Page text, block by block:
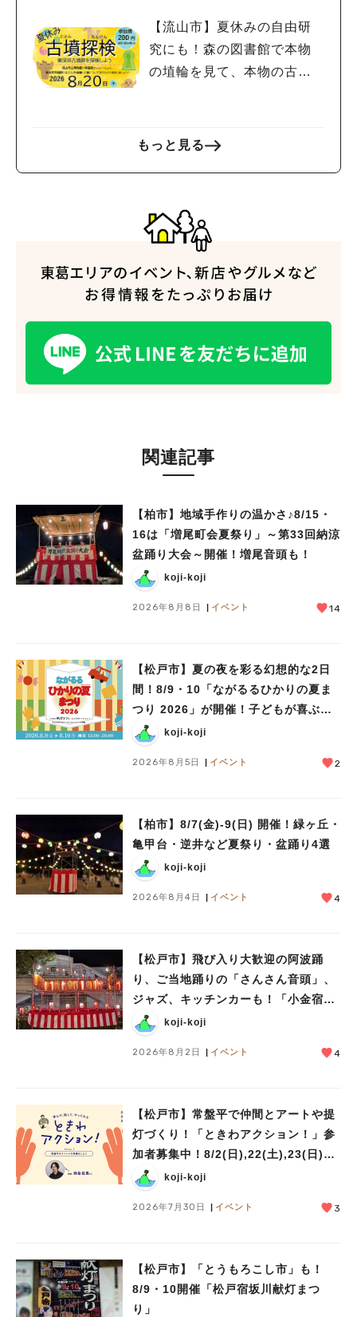
【流山市】夏休みの自由研
究にも！森の図書館で本物
の埴輪を見て、本物の古墳
もっと見る
関連記事
【柏市】地域手作りの温かさ♪8/15・
16は「増尾町会夏祭り」～第33回納涼
盆踊り大会～開催！増尾音頭も！
koji-koji
2026年8月8日 イベント 14
【松戸市】夏の夜を彩る幻想的な2日
間！8/9・10「ながるるひかりの夏ま
つり 2026」が開催！子どもが喜ぶワ
ークショップや限定ヒーローショーも
koji-koji
2026年8月5日 イベント 2
【柏市】8/7(金)‐9(日) 開催！緑ヶ丘・
亀甲台・逆井など夏祭り・盆踊り4選
koji-koji
2026年8月4日 イベント 4
【松戸市】飛び入り大歓迎の阿波踊
り、ご当地踊りの「さんさん音頭」、
ジャズ、キッチンカーも！「小金宿ま
つり」8/28-30開催！
koji-koji
2026年8月2日 イベント 4
【松戸市】常盤平で仲間とアートや提
灯づくり！「ときわアクション！」参
加者募集中！8/2(日),22(土),23(日)開
催！
koji-koji
2026年7月30日 イベント 3
【松戸市】「とうもろこし市」も！
8/9・10開催「松戸宿坂川献灯まつ
り」
#イベント#公園#教えたい／教えて投稿記事
#教えたい/こんなの見つけた